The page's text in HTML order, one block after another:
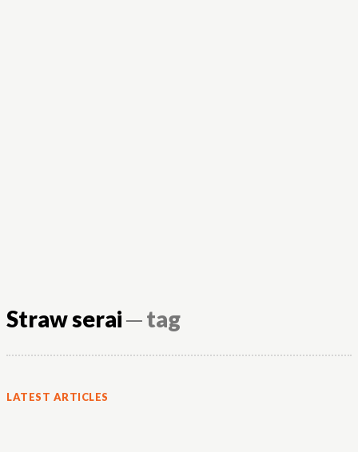
Straw serai─ tag
LATEST ARTICLES